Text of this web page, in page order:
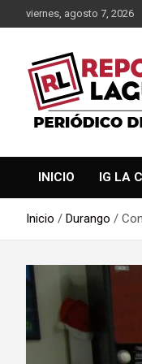
al
viernes, agosto 7, 2026
INICIO IG LA
Inicio Durango